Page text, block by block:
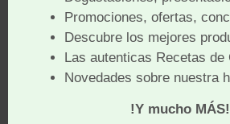
acerca de las cuales tratan los
Permite búsqueda avanzada y
poseedores de una forma sencilla
Solo son referencias para
puedes estar buscando, no los